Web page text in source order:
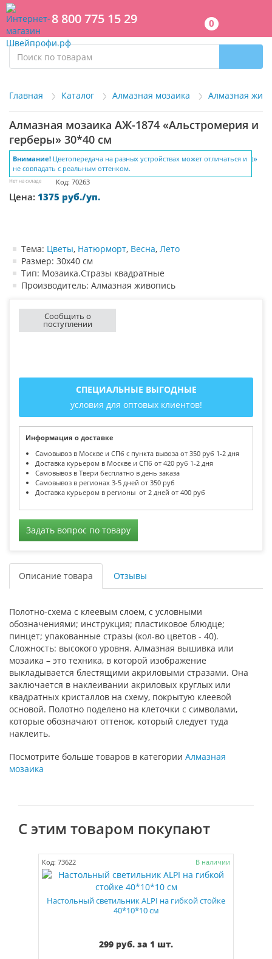
8 800 775 15 29 0
Главная Каталог Алмазная мозаика Алмазная
Алмазная мозаика АЖ-1874 «Альстромерия и
герберы» 30*40 см
Внимание! Цветопередача на разных устройствах может отличаться и
не совпадать с реальным оттенком.
Нет на складе Код: 70263
Цена: 1375 руб./уп.
Тема: Цветы, Натюрморт, Весна, Лето
Размер: 30х40 см
Тип: Мозаика.Стразы квадратные
Производитель: Алмазная живопись
Сообщить о
поступлении
СПЕЦИАЛЬНЫЕ ВЫГОДНЫЕ
условия для оптовых клиентов!
Информация о доставке
Самовывоз в Москве и СПб с пункта вывоза от 350 руб 1-2 дня
Доставка курьером в Москве и СПб от 420 руб 1-2 дня
Самовывоз в Твери бесплатно в день заказа
Самовывоз в регионах 3-5 дней от 350 руб
Доставка курьером в регионы от 2 дней от 400 руб
Задать вопрос по товару
Описание товара Отзывы
Полотно-схема с клеевым слоем, с условными
обозначениями; инструкция; пластиковое блюдце;
пинцет; упакованные стразы (кол-во цветов - 40).
Сложность: высокого уровня. Алмазная вышивка или
мозаика – это техника, в которой изображение
выкладывается блестящими акриловыми стразами. Она
заключается в наклеивании акриловых круглых или
квадратных кристаллов на схему, покрытую клеевой
основой. Полотно поделено на клеточки с символами,
которые обозначают оттенок, который следует туда
наклеить.
Посмотрите больше товаров в категории Алмазная
мозаика
С этим товаром покупают
Код: 73622 В наличии
Настольный светильник ALPI на гибкой стойке
40*10*10 см
299 руб. за 1 шт.